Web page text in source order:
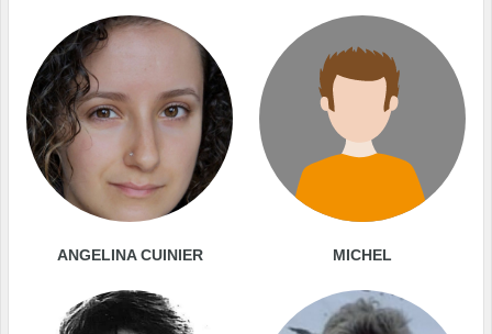
ANGELINA CUINIER MICHEL